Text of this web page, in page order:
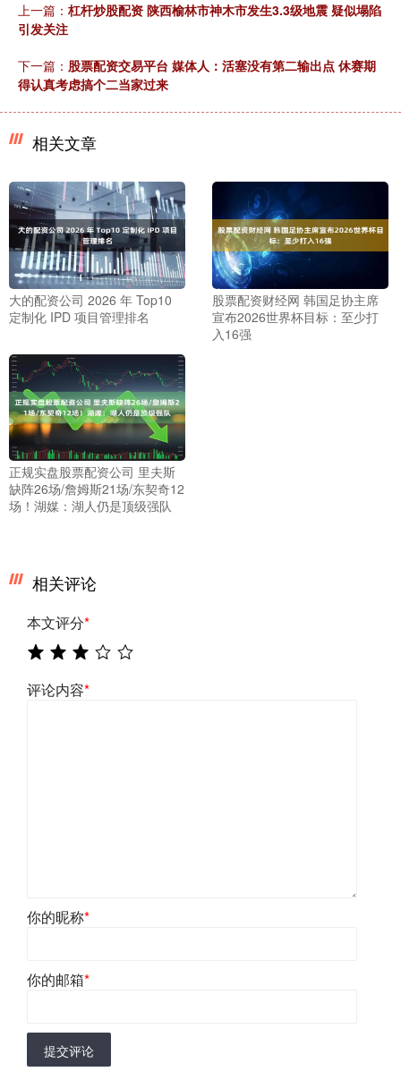
上一篇： 杠杆炒股配资 陕西榆林市神木市发生3.3级地震 疑似塌陷
引发关注
下一篇： 股票配资交易平台 媒体人：活塞没有第二输出点 休赛期
得认真考虑搞个二当家过来
相关文章
大的配资公司 2026 年 Top10
定制化 IPD 项目管理排名
股票配资财经网 韩国足协主席
宣布2026世界杯目标：至少打
入16强
正规实盘股票配资公司 里夫斯
缺阵26场/詹姆斯21场/东契奇12
场！湖媒：湖人仍是顶级强队
相关评论
本文评分*
评论内容*
你的昵称*
你的邮箱*
提交评论